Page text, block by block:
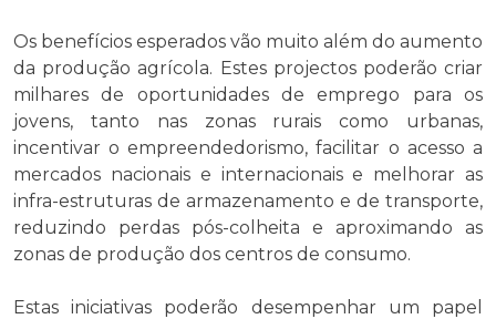
Os benefícios esperados vão muito além do aumento
da produção agrícola. Estes projectos poderão criar
milhares de oportunidades de emprego para os
jovens, tanto nas zonas rurais como urbanas,
incentivar o empreendedorismo, facilitar o acesso a
mercados nacionais e internacionais e melhorar as
infra-estruturas de armazenamento e de transporte,
reduzindo perdas pós-colheita e aproximando as
zonas de produção dos centros de consumo.
Estas iniciativas poderão desempenhar um papel